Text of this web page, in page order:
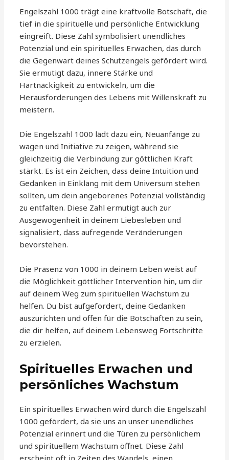
Engelszahl 1000 trägt eine kraftvolle Botschaft, die
tief in die spirituelle und persönliche Entwicklung
eingreift. Diese Zahl symbolisiert unendliches
Potenzial und ein spirituelles Erwachen, das durch
die Gegenwart deines Schutzengels gefördert wird.
Sie ermutigt dazu, innere Stärke und
Hartnäckigkeit zu entwickeln, um die
Herausforderungen des Lebens mit Willenskraft zu
meistern.
Die Engelszahl 1000 lädt dazu ein, Neuanfänge zu
wagen und Initiative zu zeigen, während sie
gleichzeitig die Verbindung zur göttlichen Kraft
stärkt. Es ist ein Zeichen, dass deine Intuition und
Gedanken in Einklang mit dem Universum stehen
sollten, um dein angeborenes Potenzial vollständig
zu entfalten. Diese Zahl ermutigt auch zur
Ausgewogenheit in deinem Liebesleben und
signalisiert, dass aufregende Veränderungen
bevorstehen.
Die Präsenz von 1000 in deinem Leben weist auf
die Möglichkeit göttlicher Intervention hin, um dir
auf deinem Weg zum spirituellen Wachstum zu
helfen. Du bist aufgefordert, deine Gedanken
auszurichten und offen für die Botschaften zu sein,
die dir helfen, auf deinem Lebensweg Fortschritte
zu erzielen.
Spirituelles Erwachen und
persönliches Wachstum
Ein spirituelles Erwachen wird durch die Engelszahl
1000 gefördert, da sie uns an unser unendliches
Potenzial erinnert und die Türen zu persönlichem
und spirituellem Wachstum öffnet. Diese Zahl